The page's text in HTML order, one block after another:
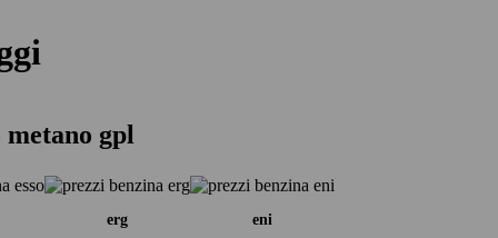
gpl
erg eni